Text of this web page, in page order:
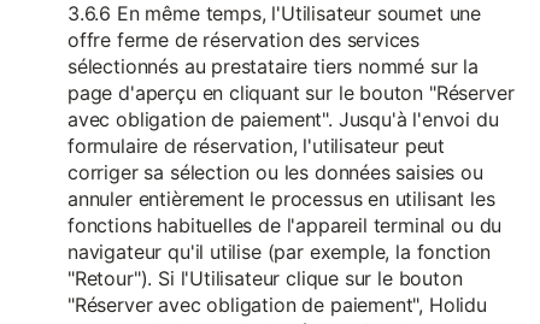
3.6.6 En même temps, l'Utilisateur soumet une
offre ferme de réservation des services
sélectionnés au prestataire tiers nommé sur la
page d'aperçu en cliquant sur le bouton "Réserver
avec obligation de paiement". Jusqu'à l'envoi du
formulaire de réservation, l'utilisateur peut
corriger sa sélection ou les données saisies ou
annuler entièrement le processus en utilisant les
fonctions habituelles de l'appareil terminal ou du
navigateur qu'il utilise (par exemple, la fonction
"Retour"). Si l'Utilisateur clique sur le bouton
"Réserver avec obligation de paiement", Holidu